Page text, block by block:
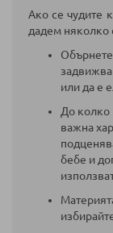
Ако се чудите
дадем няколко
или да е
До колко
важна
бебе и